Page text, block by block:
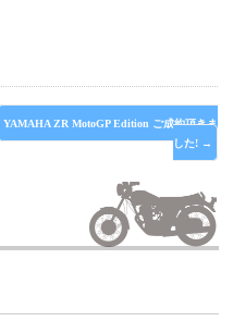
YAMAHA ZR MotoGP Edition ご成約頂きま
した! →